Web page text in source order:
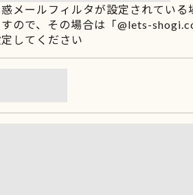
メールフィルタが設定されている
ので、その場合は「@lets-
してください